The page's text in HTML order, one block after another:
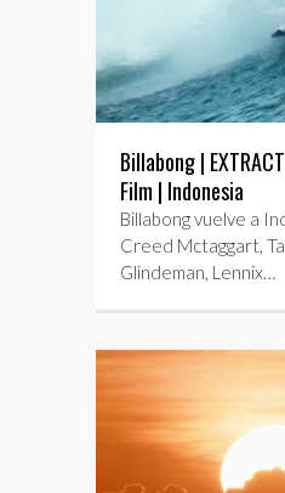
Billabong |
Film | Indonesia
Billabong vuelve a
Creed Mctaggart,
Glindeman, Lennix…